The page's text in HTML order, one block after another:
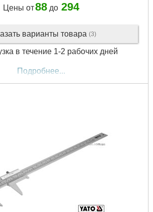
Цены от88до 294
варианты товара (3)
в течение 1-2 рабочих дней
Подробнее...